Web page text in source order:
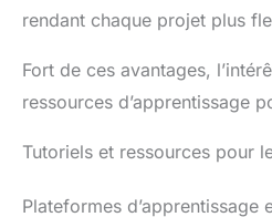
rendant chaque projet plus
Fort de ces avantages,
ressources d’apprentissage
Tutoriels et ressources pour
Plateformes d’apprentissage